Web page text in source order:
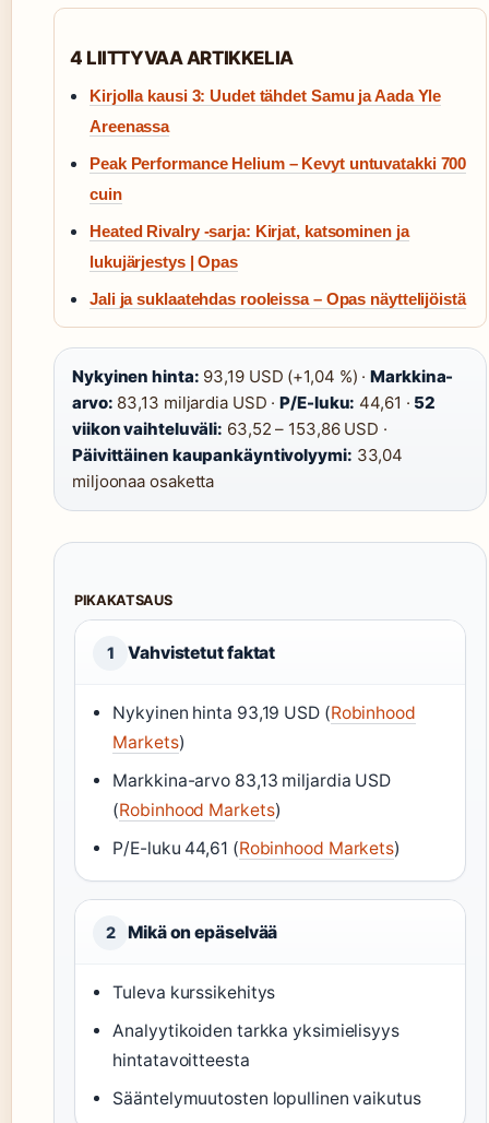
4 LIITTYVAA ARTIKKELIA
Kirjolla kausi 3: Uudet tähdet Samu ja Aada Yle
Areenassa
Peak Performance Helium – Kevyt untuvatakki 700
cuin
Heated Rivalry -sarja: Kirjat, katsominen ja
lukujärjestys | Opas
Jali ja suklaatehdas rooleissa – Opas näyttelijöistä
Nykyinen hinta: 93,19 USD (+1,04 %) ·Markkina-
arvo: 83,13 miljardia USD ·P/E-luku: 44,61 · 52
viikon vaihteluväli: 63,52 – 153,86 USD ·
Päivittäinen kaupankäyntivolyymi: 33,04
miljoonaa osaketta
PIKAKATSAUS
1 Vahvistetut faktat
Nykyinen hinta 93,19 USD (Robinhood
Markets)
Markkina-arvo 83,13 miljardia USD
(Robinhood Markets)
P/E-luku 44,61 (Robinhood Markets)
2 Mikä on epäselvää
Tuleva kurssikehitys
Analyytikoiden tarkka yksimielisyys
hintatavoitteesta
Sääntelymuutosten lopullinen vaikutus